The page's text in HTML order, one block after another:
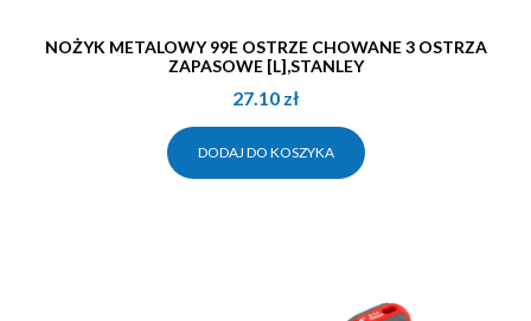
NOŻYK METALOWY 99E OSTRZE CHOWANE 3 OSTRZA
ZAPASOWE [L],STANLEY
27.10 zł
DODAJ DO KOSZYKA